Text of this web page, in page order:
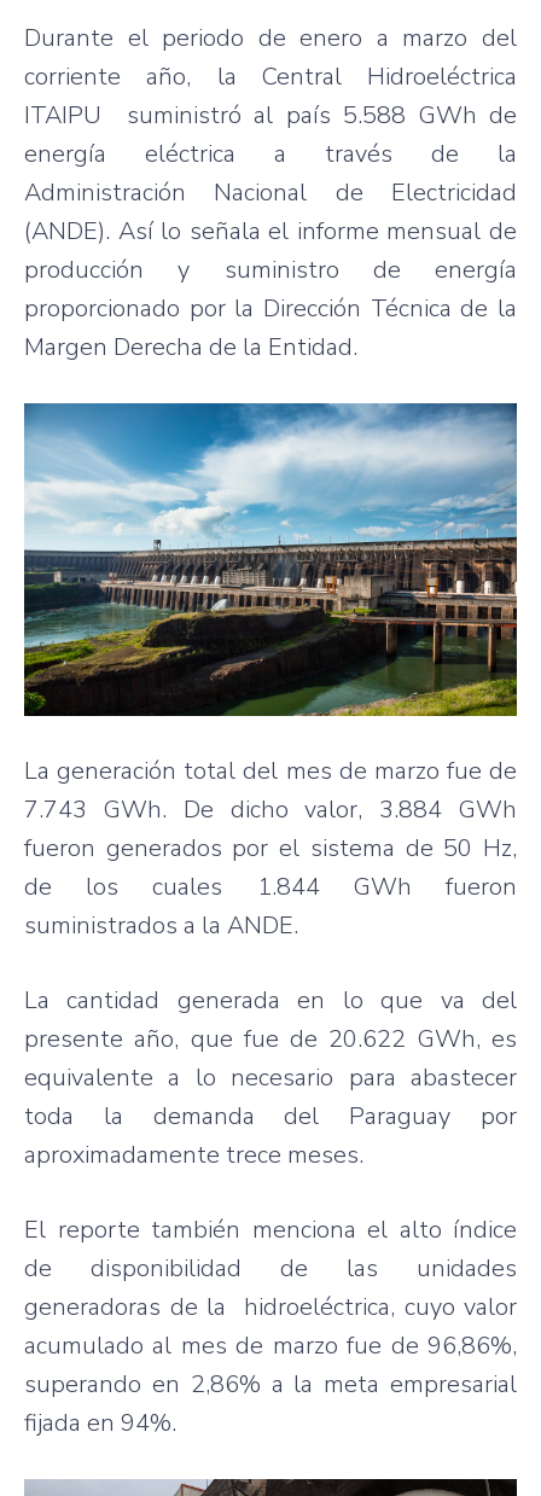
Durante el periodo de enero a marzo del
corriente año, la Central Hidroeléctrica
ITAIPU suministró al país 5.588 GWh de
energía eléctrica a través de la
Administración Nacional de Electricidad
(ANDE). Así lo señala el informe mensual de
producción y suministro de energía
proporcionado por la Dirección Técnica de la
Margen Derecha de la Entidad.
La generación total del mes de marzo fue de
7.743 GWh. De dicho valor, 3.884 GWh
fueron generados por el sistema de 50 Hz,
de los cuales 1.844 GWh fueron
suministrados a la ANDE.
La cantidad generada en lo que va del
presente año, que fue de 20.622 GWh, es
equivalente a lo necesario para abastecer
toda la demanda del Paraguay por
aproximadamente trece meses.
El reporte también menciona el alto índice
de disponibilidad de las unidades
generadoras de la hidroeléctrica, cuyo valor
acumulado al mes de marzo fue de 96,86%,
superando en 2,86% a la meta empresarial
fijada en 94%.